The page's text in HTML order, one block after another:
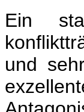
Ein
und